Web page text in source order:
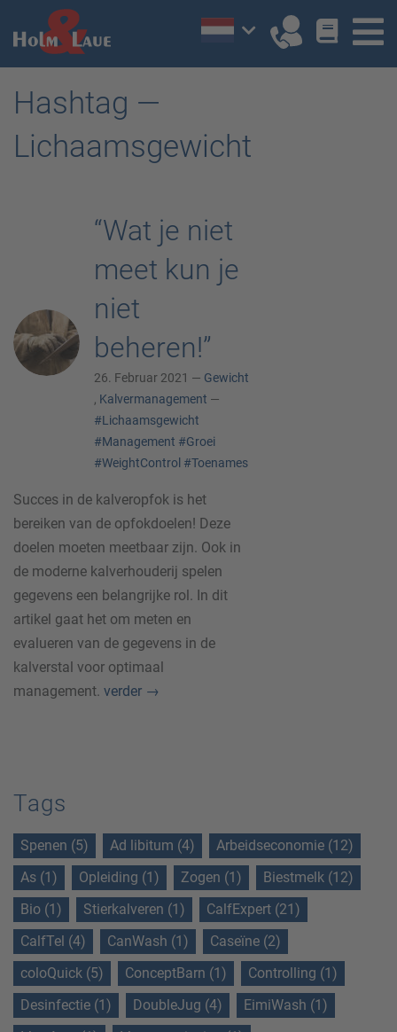
Hashtag —
Lichaamsgewicht
“Wat je niet
meet kun je
niet
beheren!”
26. Februar 2021 — Gewicht
, Kalvermanagement —
#Lichaamsgewicht
#Management #Groei
#WeightControl #Toenames
Succes in de kalveropfok is het
bereiken van de opfokdoelen! Deze
doelen moeten meetbaar zijn. Ook in
de moderne kalverhouderij spelen
gegevens een belangrijke rol. In dit
artikel gaat het om meten en
evalueren van de gegevens in de
kalverstal voor optimaal
management. verder →
Tags
Spenen (5) Ad libitum (4)
Arbeidseconomie (12)
As (1)
Opleiding (1) Zogen (1)
Biestmelk (12)
Bio (1)
Stierkalveren (1)
CalfExpert (21)
CalfTel (4)
CanWash (1)
Caseïne (2)
coloQuick (5)
ConceptBarn (1)
Controlling (1)
Desinfectie (1)
DoubleJug (4)
EimiWash (1)